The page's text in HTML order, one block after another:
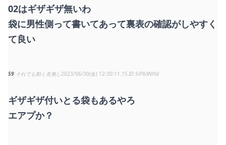
02はギザギザ無いわ
袋に男性側って書いてあって裏表の確認がしやすく
て良い
59 それでも動く名無し2023/06/30(金) 12:30:11.15 5lPbXNYld
ギザギザ付いとる袋もあるやろ
エアプか？